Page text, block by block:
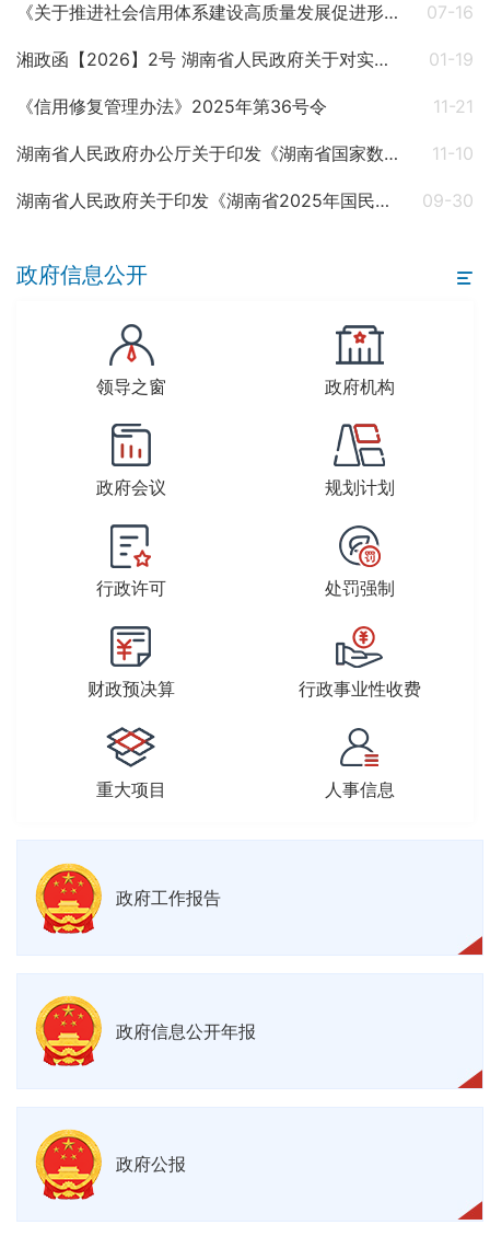
《关于推进社会信用体系建设高质量发展促进形成新发展格局的意见》 07-16
湘政函【2026】2号 湖南省人民政府关于对实施“七大攻坚”表现优异单位予以表扬的通报 01-19
《信用修复管理办法》2025年第36号令 11-21
湖南省人民政府办公厅关于印发《湖南省国家数据要素综合试验区建设方案（2025—2027年）》的通知 11-10
湖南省人民政府关于印发《湖南省2025年国民经济和社会发展计划》的通知 09-30
政府信息公开
领导之窗 政府机构
政府会议 规划计划
行政许可 处罚强制
财政预决算 行政事业性收费
重大项目 人事信息
政府工作报告
政府信息公开年报
政府公报